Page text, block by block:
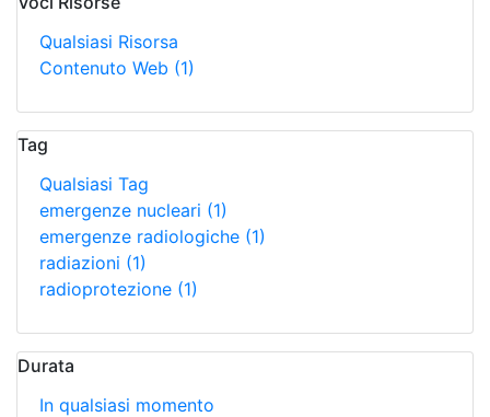
Qualsiasi Risorsa
Contenuto Web (1)
Tag
Qualsiasi Tag
emergenze nucleari (1)
emergenze radiologiche (1)
radiazioni (1)
radioprotezione (1)
Durata
In qualsiasi momento